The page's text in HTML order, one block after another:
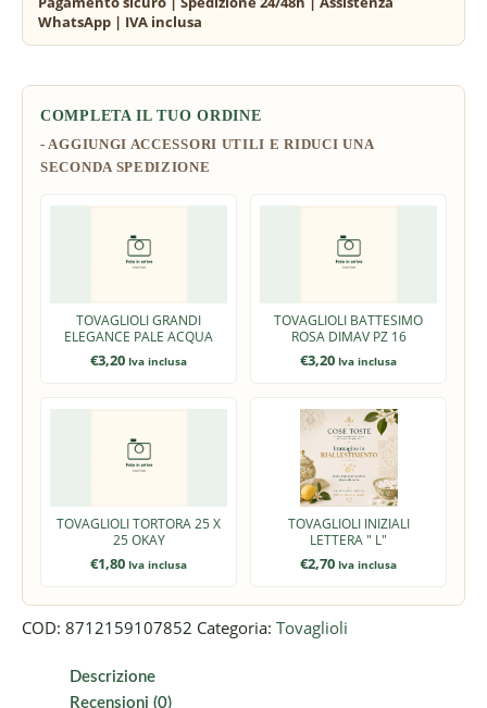
COMPLETA IL TUO ORDINE
TOVAGLIOLI GRANDI
ELEGANCE PALE ACQUA
€3,20 Iva inclusa
TOVAGLIOLI BATTESIMO
ROSA DIMAV PZ 16
€3,20 Iva inclusa
TOVAGLIOLI TORTORA 25 X
25 OKAY
€1,80 Iva inclusa
TOVAGLIOLI INIZIALI
LETTERA " L"
€2,70 Iva inclusa
COD: 8712159107852 Categoria: Tovaglioli
Descrizione
Recensioni (0)